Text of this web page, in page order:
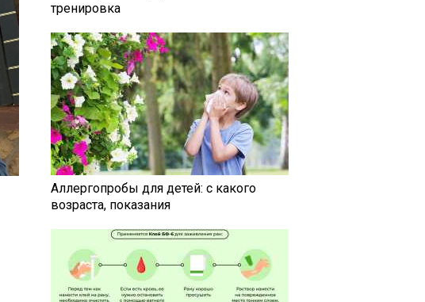
тренировка
Аллергопробы для детей: с какого
возраста, показания